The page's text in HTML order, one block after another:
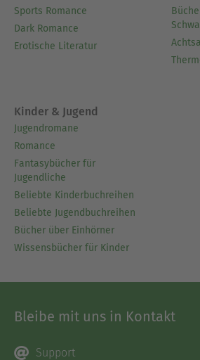
Sports Romance
Dark Romance
Erotische Literatur
Kinder & Jugend
Jugendromane
Romance
Fantasybücher für
Jugendliche
Beliebte Kinderbuchreihen
Beliebte Jugendbuchreihen
Bücher über Einhörner
Wissensbücher für Kinder
Bleibe mit uns in Kontakt
Support